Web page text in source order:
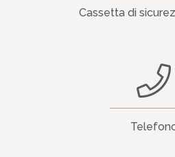
Cassetta di